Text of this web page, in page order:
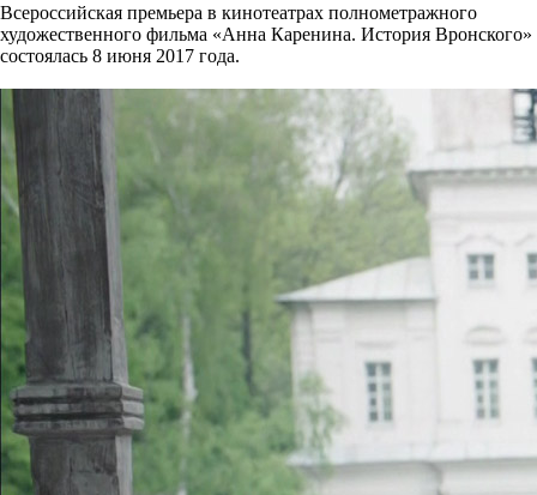
Всероссийская премьера в кинотеатрах полнометражного
художественного фильма «Анна Каренина. История Вронского»
состоялась 8 июня 2017 года.